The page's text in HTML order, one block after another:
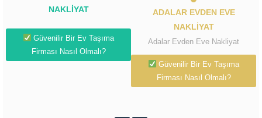
NAKLIYAT
Güvenilir Bir Ev Taşıma
Firması Nasıl Olmalı?
ADALAR EVDEN EVE
NAKLIYAT
Adalar Evden Eve Nakliyat
Güvenilir Bir Ev Taşıma
Firması Nasıl Olmalı?